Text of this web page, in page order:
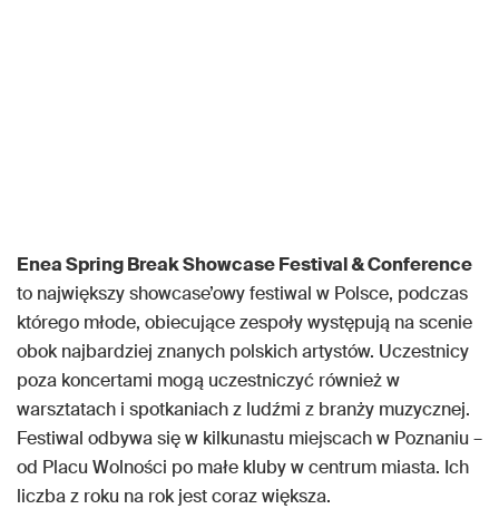
Enea Spring Break Showcase Festival & Conference
to największy showcase’owy festiwal w Polsce, podczas
którego młode, obiecujące zespoły występują na scenie
obok najbardziej znanych polskich artystów. Uczestnicy
poza koncertami mogą uczestniczyć również w
warsztatach i spotkaniach z ludźmi z branży muzycznej.
Festiwal odbywa się w kilkunastu miejscach w Poznaniu –
od Placu Wolności po małe kluby w centrum miasta. Ich
liczba z roku na rok jest coraz większa.